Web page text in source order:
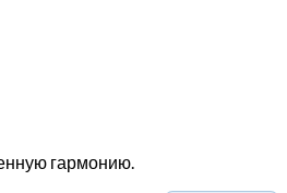
гармонию.